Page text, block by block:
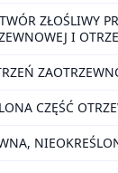
ZŁOŚLIWY
I
CZĘŚĆ